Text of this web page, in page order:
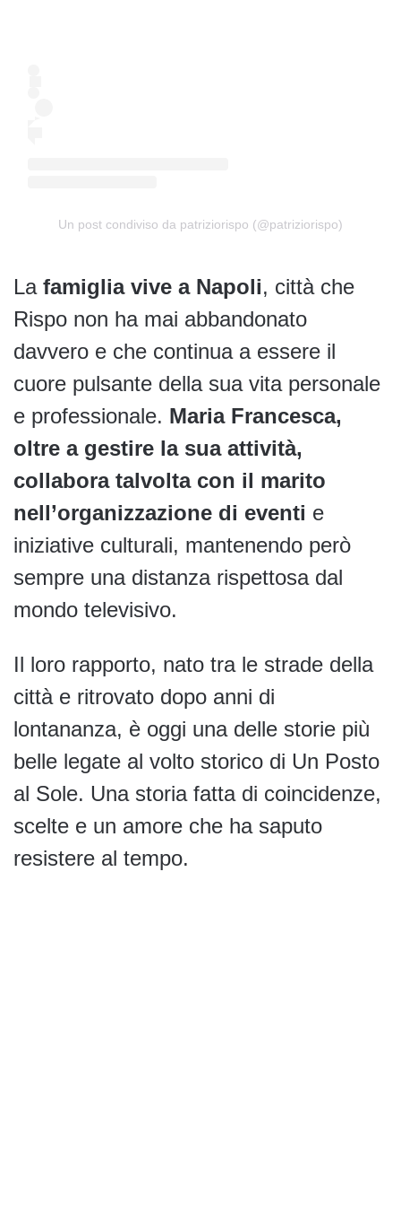
Un post condiviso da patriziorispo (@patriziorispo)
La famiglia vive a Napoli, città che
Rispo non ha mai abbandonato
davvero e che continua a essere il
cuore pulsante della sua vita personale
e professionale. Maria Francesca,
oltre a gestire la sua attività,
collabora talvolta con il marito
nell’organizzazione di eventi e
iniziative culturali, mantenendo però
sempre una distanza rispettosa dal
mondo televisivo.
Il loro rapporto, nato tra le strade della
città e ritrovato dopo anni di
lontananza, è oggi una delle storie più
belle legate al volto storico di Un Posto
al Sole. Una storia fatta di coincidenze,
scelte e un amore che ha saputo
resistere al tempo.